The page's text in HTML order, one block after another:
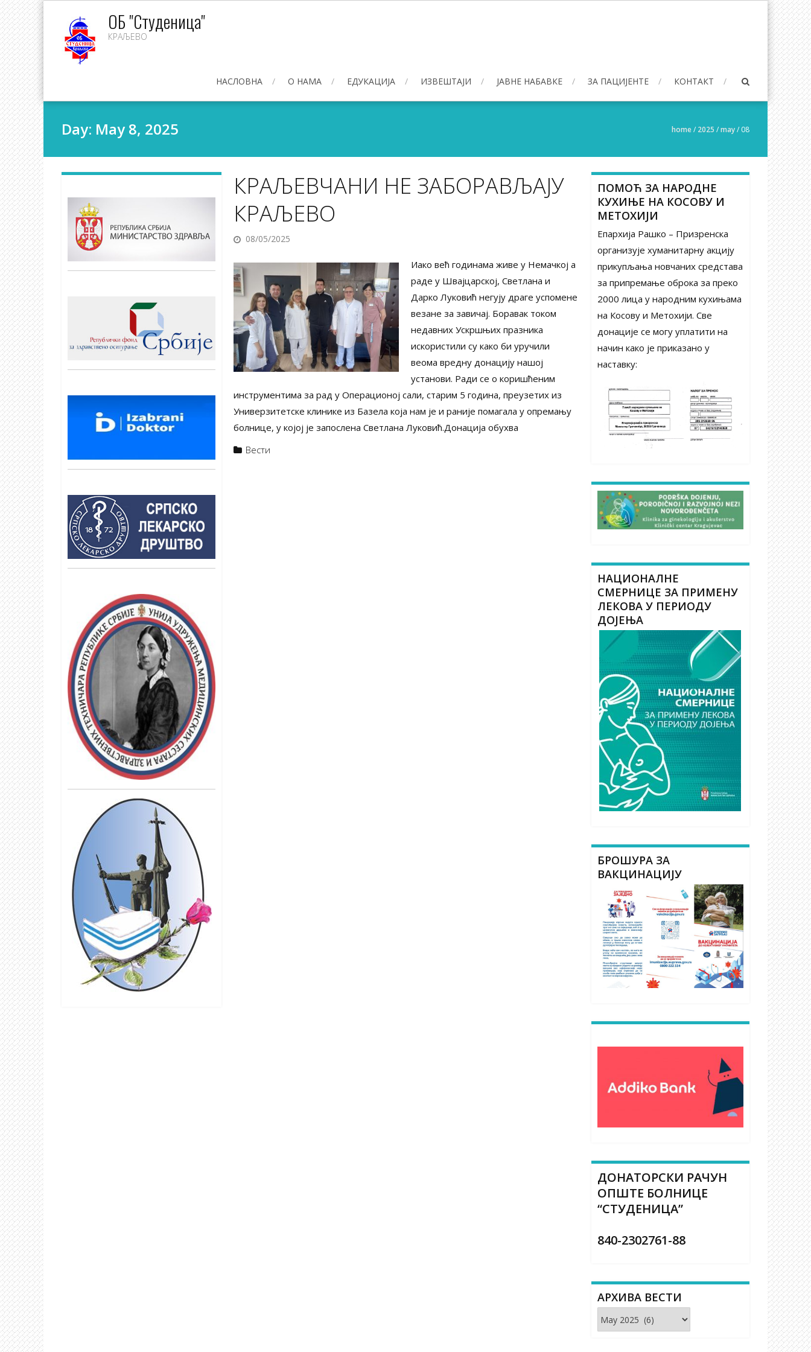
content
ОБ "Студеница"
КРАЉЕВО
НАСЛОВНА О НАМА ЕДУКАЦИЈА ИЗВЕШТАЈИ ЈАВНЕ НАБАВКЕ ЗА ПАЦИЈЕНТЕ КОНТАКТ
Day: May 8, 2025 home/ 2025 /may/ 08
КРАЉЕВЧАНИ НЕ ЗАБОРАВЉАЈУ
КРАЉЕВО
08/05/2025
Иако већ годинама живе у Немачкој а
раде у Швајцарској, Светлана и
Дарко Луковић негују драге успомене
везане за завичај. Боравак током
недавних Ускршњих празника
искористили су како би уручили
веома вредну донацију нашој
установи. Ради се о коришћеним
инструментима за рад у Операционој сали, старим 5 година, преузетих из
Универзитетске клинике из Базела која нам је и раније помагала у опремању
болнице, у којој је запослена Светлана Луковић.Донација обухва
Вести
ПОМОЋ ЗА НАРОДНЕ
КУХИЊЕ НА КОСОВУ И
МЕТОХИЈИ
Епархија Рашко – Призренска
организује хуманитарну акцију
прикупљања новчаних средстава
за припремање оброка за преко
2000 лица у народним кухињама
на Косову и Метохији. Све
донације се могу уплатити на
начин како је приказано у
наставку:
НАЦИОНАЛНЕ
СМЕРНИЦЕ ЗА ПРИМЕНУ
ЛЕКОВА У ПЕРИОДУ
ДОЈЕЊА
БРОШУРА ЗА
ВАКЦИНАЦИЈУ
ДОНАТОРСКИ РАЧУН
ОПШТЕ БОЛНИЦЕ
“СТУДЕНИЦА”
840-2302761-88
АРХИВА ВЕСТИ
Архива
вести